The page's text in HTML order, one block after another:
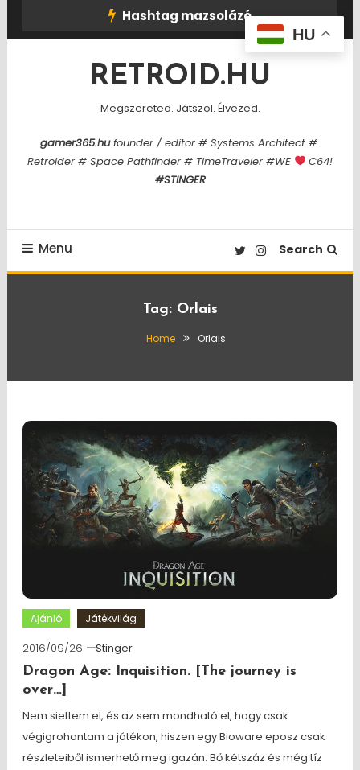
Hashtag mazsolázó
RETROID.HU
Megszereted. Játszol. Élvezed.
gamer365.hufounder / editor # Systems Architect #
Retroider # Space Pathfinder # TimeTraveler #WE
C64!
#STINGER
Menu Search
Tag: Orlais
Home Orlais
Ajánló Játékvilág
2016/09/26
Stinger
Dragon Age: Inquisition. [The journey is
over…]
Nem siettem el, és az sem mondható el, hogy csak
végigrohantam a játékon, hiszen egy Bioware eposz csak
részleteiből ismerhető meg igazán. Bő kétszáz és még tíz
HU